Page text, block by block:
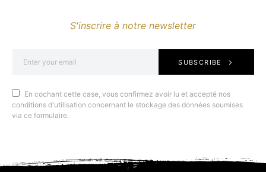
S'inscrire à notre newsletter
SUBSCRIBE
En cochant cette case, vous confirmez avoir lu et accepté nos
conditions d'utilisation concernant le stockage des données soumises
via ce formulaire.